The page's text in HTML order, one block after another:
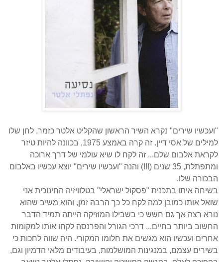
"ועכשיו שירים" נקרא השיר הראשון שהקליט אלטר כזמר, לחן שלו
למילים של אסי דיין. זה קרה באמצע 1975, בכוונה להיות טיזר
לקראת אלבום שלם... זה לקח לו שיא עולמי של דרך ארוכה
ומתפתלת, 35 שנים (!!!) והנה "ועכשיו שירים" יוצא עכשיו באלבום
הבכורה שלו.
בשיחה איתו בתכנית "פסקול ישראלי" בטלוויזיה החינוכית אני
שואל אותו כמובן למה לקח כל כך הרבה זמן, והוא משיב שהוא
נורא רצה אך גם חשש כי בשבילו המוזיקה הייתה תמיד הדבר
החשוב ביותר בחיים... דרכי הגורל והפרנסה לקחו אותו למקומות
אחרים ועכשיו הוא מגשים את חלומו המקורי. היה שווה לחכות כי
בשירים עצמם, במנגינות המושלמות, בעיבודים מלאי הדמיון וגם,